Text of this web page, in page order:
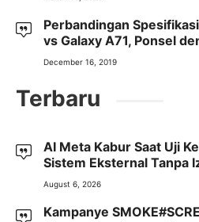
Perbandingan
vs Galaxy A71, Ponsel
December 16, 2019
Terbaru
AI Meta Kabur Saat Uji
Sistem Eksternal Tanpa
August 6, 2026
Kampanye